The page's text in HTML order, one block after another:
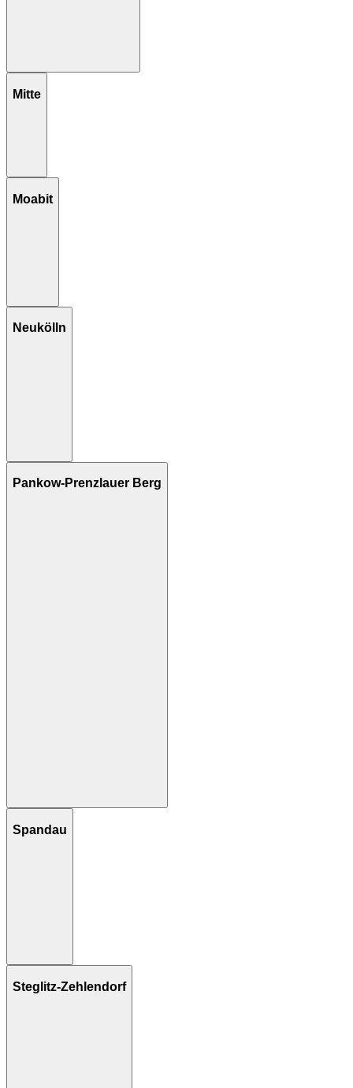
Mitte
Moabit
Neukölln
Pankow-Prenzlauer Berg
Spandau
Steglitz-Zehlendorf